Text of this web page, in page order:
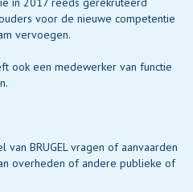
voor de nieuwe competentie
vervoegen.
ook een medewerker van functie
BRUGEL vragen of aanvaarden
overheden of andere publieke of